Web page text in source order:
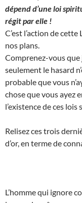
dépend d’une loi
régit par elle !
C’est l’action de cette
nos plans.
Comprenez-vous que
seulement le hasard
probable que vous
chose que vous ayez
l’existence de ces lois
Relisez ces trois
d’or, en terme de
L’homme qui ignore